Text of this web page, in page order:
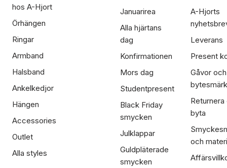
hos A-Hjort
Örhängen
Ringar
Armband
Halsband
Ankelkedjor
Hängen
Accessories
Outlet
Alla styles
Januarirea
Alla hjärtans
dag
Konfirmationen
Mors dag
Studentpresent
Black Friday
smycken
Julklappar
Guldpläterade
smycken
A-Hjorts
Leverans
Present
Gåvor och
Returnera
byta
och